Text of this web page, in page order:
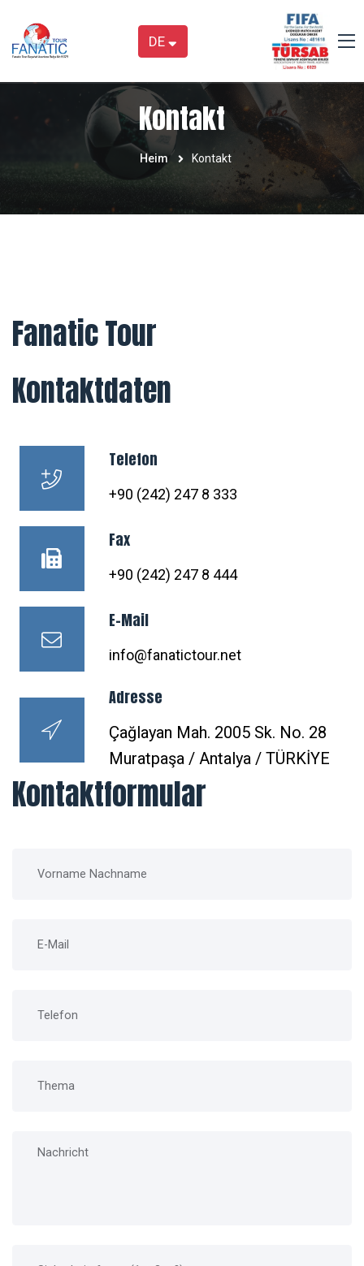
DE
Kontakt
Heim Kontakt
Fanatic Tour
Kontaktdaten
Telefon
+90 (242) 247 8 333
Fax
+90 (242) 247 8 444
E-Mail
info@fanatictour.net
Adresse
Çağlayan Mah. 2005 Sk. No. 28
Muratpaşa / Antalya / TÜRKİYE
Kontaktformular